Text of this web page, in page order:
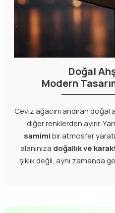
Doğal
Modern
Ceviz ağacını andıran doğal
diğer renklerden ayırır.
samimibir atmosfer
alanınıza doğallık ve
şıklık değil, aynı zamanda